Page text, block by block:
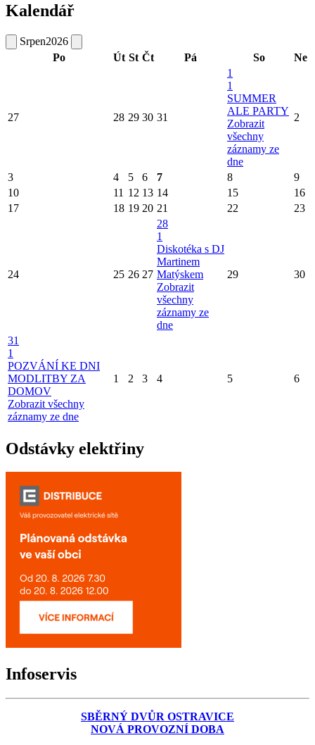
Kalendář
Srpen2026
Po
Út St Čt Pá So Ne
27 28 29 30 31
1
1
SUMMER
ALE PARTY
Zobrazit
všechny
záznamy ze
dne
2
3 4 5 6 7 8
9
10
11 12 13 14 15
16
17
18 19 20 21 22 23
24 25 26 27
28
1
Diskotéka s DJ
Martinem
Matýskem
Zobrazit
všechny
záznamy ze
dne
29 30
31
1
POZVÁNÍ KE DNI
MODLITBY ZA
DOMOV
Zobrazit všechny
záznamy ze dne
1 2 3 4 5 6
Odstávky elektřiny
Infoservis
SBĚRNÝ DVŮR OSTRAVICE
NOVÁ PROVOZNÍ DOBA